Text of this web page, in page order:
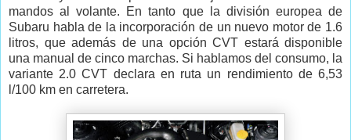
mandos al volante. En tanto que la división europea de
Subaru habla de la incorporación de un nuevo motor de 1.6
litros, que además de una opción CVT estará disponible
una manual de cinco marchas. Si hablamos del consumo, la
variante 2.0 CVT declara en ruta un rendimiento de 6,53
l/100 km en carretera.